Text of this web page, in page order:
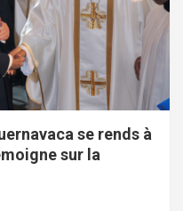
se rends à
sur la